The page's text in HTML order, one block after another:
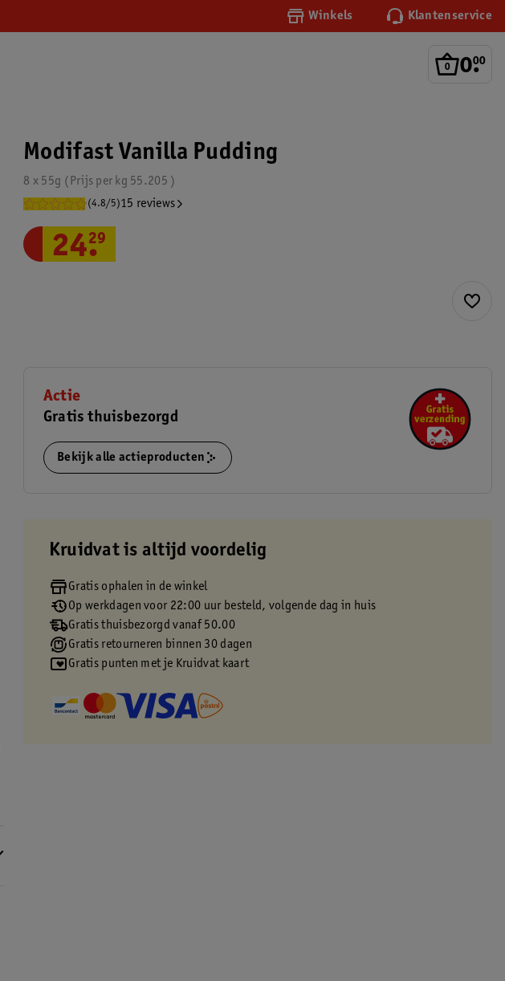
Winkels Klantenservice
0.
00
Modifast Vanilla Pudding
8 x 55g 55.205
Prijs per kg
(4.8/5)15 reviews
24.
29
Actie
Gratis thuisbezorgd
Bekijk alle actieproducten
Kruidvat is altijd voordelig
Gratis ophalen in de winkel
Op werkdagen voor 22:00 uur besteld, volgende dag in huis
Gratis thuisbezorgd vanaf 50.00
Gratis retourneren binnen 30 dagen
Gratis punten met je Kruidvat kaart